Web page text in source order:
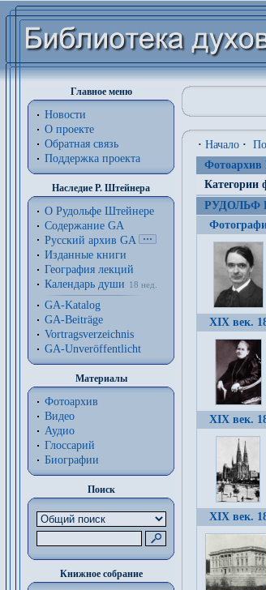
Главное меню
Новости
О проекте
Обратная связь
Поддержка проекта
Наследие Р. Штейнера
О Рудольфе Штейнере
Содержание GA
Русский архив GA
Изданные книги
География лекций
Календарь души
18 нед.
GA-Katalog
GA-Beiträge
Vortragsverzeichnis
GA-Unveröffentlicht
Материалы
Фотоархив
Видео
Аудио
Глоссарий
Биографии
Поиск
Книжное собрание
· Начало ·
Фотоархив
Категории
РУДОЛЬФ
XIX век.
XIX век.
XIX век.